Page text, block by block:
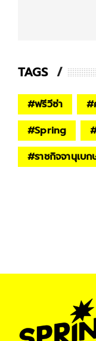
TAGS
#ฟรีวีซ่า #
#Spring
#ราชกิจจานุเบก